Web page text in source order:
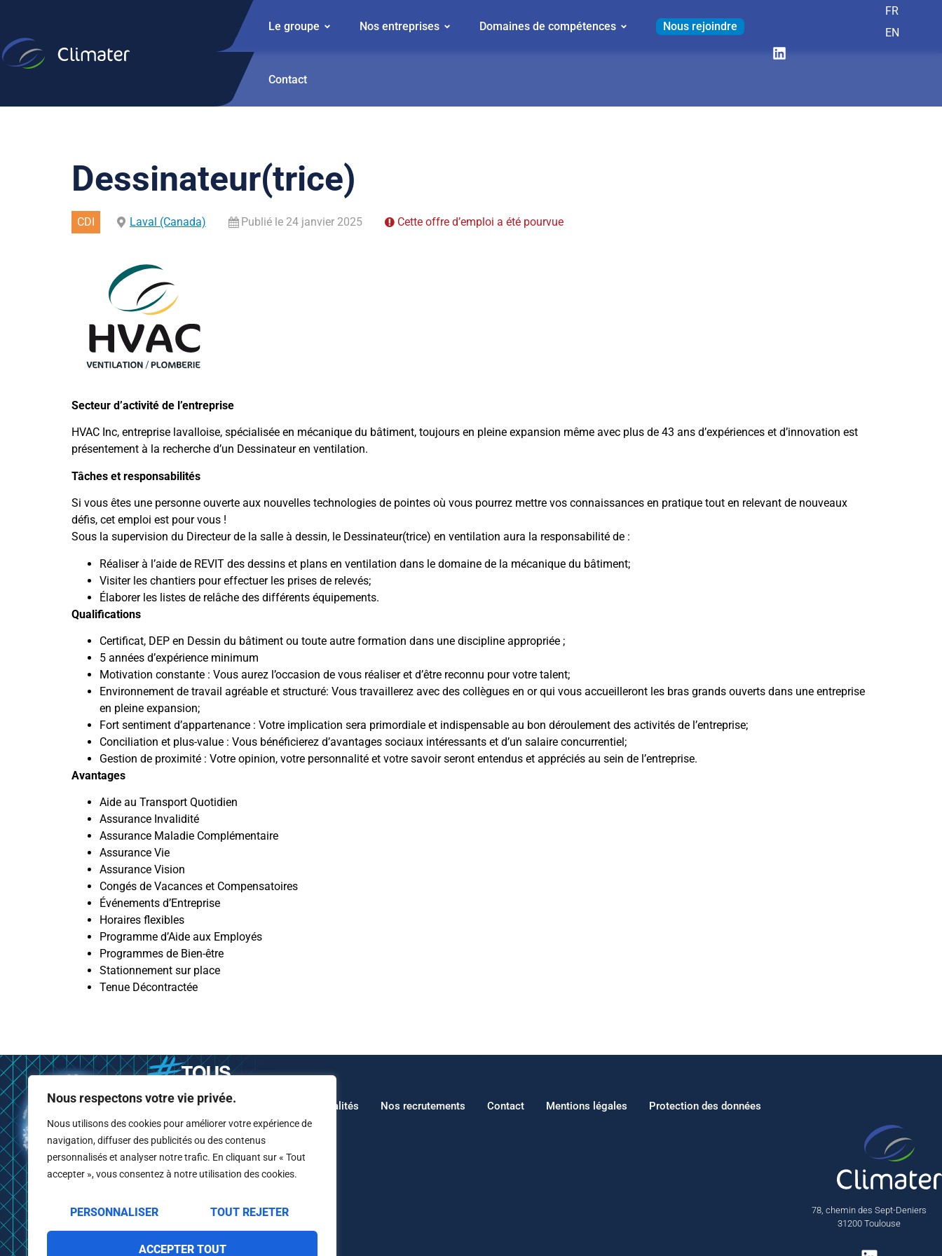
Nous respectons votre vie privée.
Nous utilisons des cookies pour améliorer votre expérience de
navigation, diffuser des publicités ou des contenus
personnalisés et analyser notre trafic. En cliquant sur « Tout
accepter », vous consentez à notre utilisation des cookies.
PERSONNALISER TOUT REJETER
ACCEPTER TOUT
Le groupe Nos entreprises Domaines de compétences Nous rejoindre
Contact
FR
EN
Dessinateur(trice)
CDI Laval (Canada) Publié le 24 janvier 2025 Cette offre d’emploi a été pourvue
Secteur d’activité de l’entreprise
HVAC Inc, entreprise lavalloise, spécialisée en mécanique du bâtiment, toujours en pleine expansion même avec plus de 43 ans d’expériences et d’innovation est
présentement à la recherche d’un Dessinateur en ventilation.
Tâches et responsabilités
Si vous êtes une personne ouverte aux nouvelles technologies de pointes où vous pourrez mettre vos connaissances en pratique tout en relevant de nouveaux
défis, cet emploi est pour vous !
Sous la supervision du Directeur de la salle à dessin, le Dessinateur(trice) en ventilation aura la responsabilité de :
Réaliser à l’aide de REVIT des dessins et plans en ventilation dans le domaine de la mécanique du bâtiment;
Visiter les chantiers pour effectuer les prises de relevés;
Élaborer les listes de relâche des différents équipements.
Qualifications
Certificat, DEP en Dessin du bâtiment ou toute autre formation dans une discipline appropriée ;
5 années d’expérience minimum
Motivation constante : Vous aurez l’occasion de vous réaliser et d’être reconnu pour votre talent;
Environnement de travail agréable et structuré: Vous travaillerez avec des collègues en or qui vous accueilleront les bras grands ouverts dans une entreprise
en pleine expansion;
Fort sentiment d’appartenance : Votre implication sera primordiale et indispensable au bon déroulement des activités de l’entreprise;
Conciliation et plus-value : Vous bénéficierez d’avantages sociaux intéressants et d’un salaire concurrentiel;
Gestion de proximité : Votre opinion, votre personnalité et votre savoir seront entendus et appréciés au sein de l’entreprise.
Avantages
Aide au Transport Quotidien
Assurance Invalidité
Assurance Maladie Complémentaire
Assurance Vie
Assurance Vision
Congés de Vacances et Compensatoires
Événements d’Entreprise
Horaires flexibles
Programme d’Aide aux Employés
Programmes de Bien-être
Stationnement sur place
Tenue Décontractée
Actualités Nos recrutements Contact Mentions légales Protection des données
78, chemin des Sept-Deniers
31200 Toulouse